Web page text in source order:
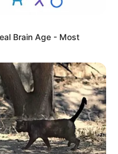
Brain Age - Most